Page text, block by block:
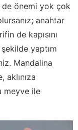
önemi yok çok
anahtar
de kapısını
yaptım
Mandalina
meyve ile